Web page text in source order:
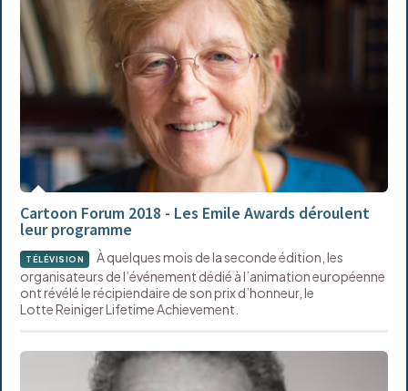
Cartoon Forum 2018 - Les Emile Awards déroulent
leur programme
TÉLÉVISION
À quelques mois de la seconde édition, les
organisateurs de l’événement dédié à l’animation européenne
ont révélé le récipiendaire de son prix d’honneur, le
Lotte Reiniger Lifetime Achievement.